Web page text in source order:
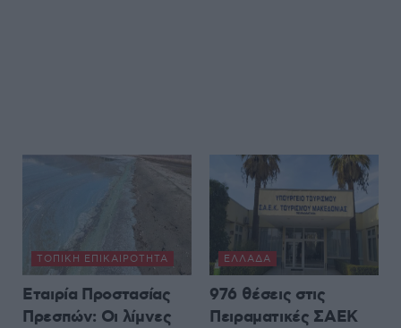
ΤΟΠΙΚΉ ΕΠΙΚΑΙΡΌΤΗΤΑ
Εταιρία Προστασίας
Πρεσπών: Οι λίμνες
ΕΛΛΆΔΑ
976 θέσεις στις
Πειραματικές ΣΑΕΚ